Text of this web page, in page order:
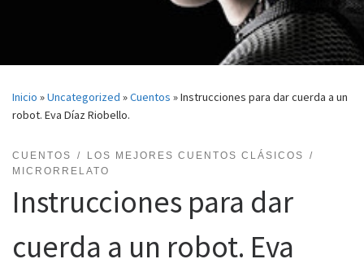
Inicio »Uncategorized »Cuentos »Instrucciones para dar cuerda a un
robot. Eva Díaz Riobello.
CUENTOS
LOS MEJORES CUENTOS CLÁSICOS
MICRORRELATO
Instrucciones para dar
cuerda a un robot. Eva